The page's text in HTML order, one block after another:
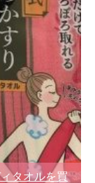
タオルを買